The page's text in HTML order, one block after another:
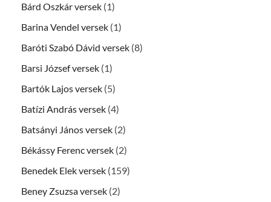
Bárd Oszkár versek (1)
Barina Vendel versek (1)
Baróti Szabó Dávid versek (8)
Barsi József versek (1)
Bartók Lajos versek (5)
Batízi András versek (4)
Batsányi János versek (2)
Békássy Ferenc versek (2)
Benedek Elek versek (159)
Beney Zsuzsa versek (2)